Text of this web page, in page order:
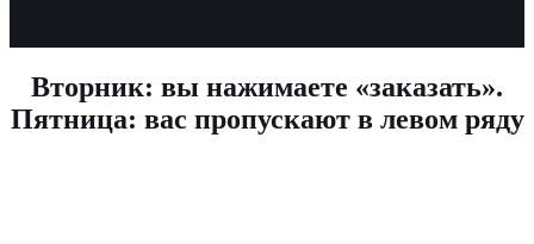
Вторник: вы нажимаете «заказать».
Пятница: вас пропускают в левом ряду